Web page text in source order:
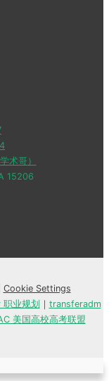
术哥）
15206
Cookie Settings
业规划 ｜ transferadm
美国高校高考联盟